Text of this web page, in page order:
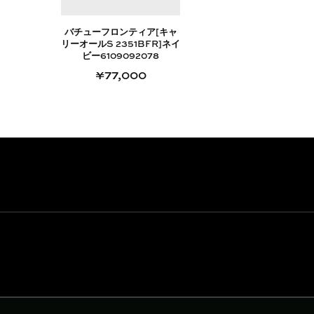
バチューフロンティア[キャ
リーオールS 2351BFR]ネイ
ビー6109092078
¥77,000